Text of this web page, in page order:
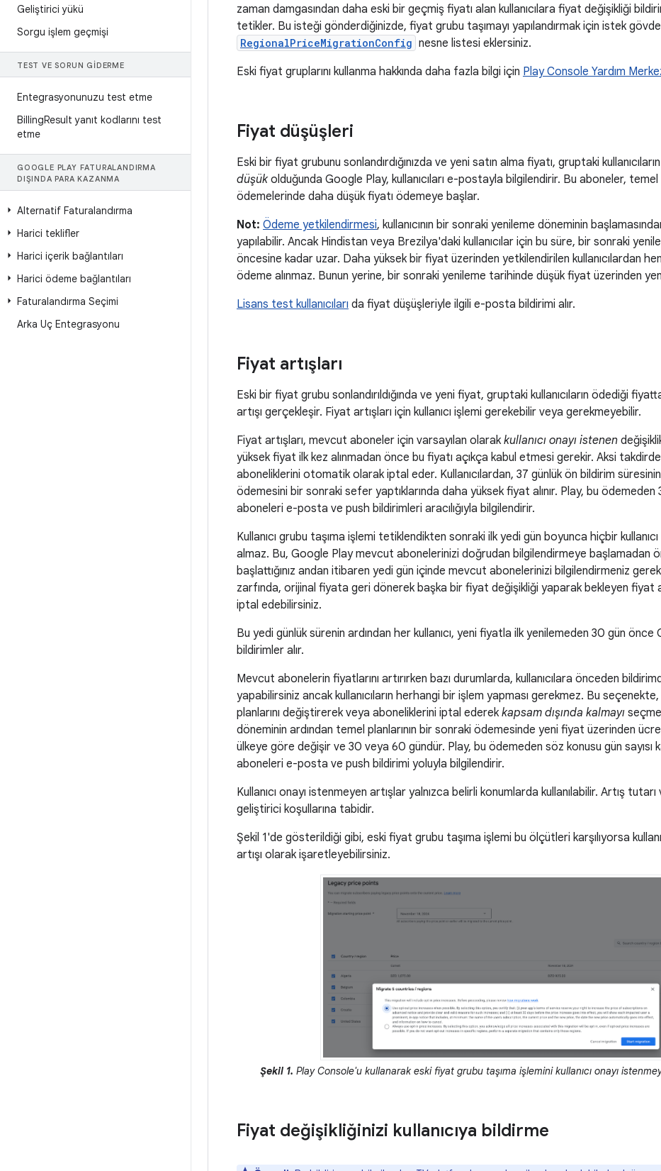
Geliştirici yükü
Sorgu işlem geçmişi
TEST VE SORUN GIDERME
Entegrasyonunuzu test etme
BillingResult yanıt kodlarını test
etme
GOOGLE PLAY FATURALANDIRMA
DIŞINDA PARA KAZANMA
Alternatif Faturalandırma
Harici teklifler
Harici içerik bağlantıları
Harici ödeme bağlantıları
Faturalandırma Seçimi
Arka Uç Entegrasyonu
zaman damgasından daha eski bir geçmiş fiyatı alan kullanıcılara fiyat değişikliği
tetikler. Bu isteği gönderdiğinizde, fiyat grubu taşımayı yapılandırmak için istek
RegionalPriceMigrationConfig nesne listesi eklersiniz.
Eski fiyat gruplarını kullanma hakkında daha fazla bilgi için Play Console Yardım
Fiyat düşüşleri
Eski bir fiyat grubunu sonlandırdığınızda ve yeni satın alma fiyatı, gruptaki
düşükolduğunda Google Play, kullanıcıları e-postayla bilgilendirir. Bu aboneler, temel
ödemelerinde daha düşük fiyatı ödemeye başlar.
Not: Ödeme yetkilendirmesi, kullanıcının bir sonraki yenileme döneminin
yapılabilir. Ancak Hindistan veya Brezilya'daki kullanıcılar için bu süre, bir sonraki
öncesine kadar uzar. Daha yüksek bir fiyat üzerinden yetkilendirilen kullanıcılardan
ödeme alınmaz. Bunun yerine, bir sonraki yenileme tarihinde düşük fiyat üzerinden
Lisans test kullanıcıları da fiyat düşüşleriyle ilgili e-posta bildirimi alır.
Fiyat artışları
Eski bir fiyat grubu sonlandırıldığında ve yeni fiyat, gruptaki kullanıcıların ödediği
artışı gerçekleşir. Fiyat artışları için kullanıcı işlemi gerekebilir veya gerekmeyebilir.
Fiyat artışları, mevcut aboneler için varsayılan olarak kullanıcı onayı istenen
yüksek fiyat ilk kez alınmadan önce bu fiyatı açıkça kabul etmesi gerekir. Aksi
aboneliklerini otomatik olarak iptal eder. Kullanıcılardan, 37 günlük ön bildirim süresinin
ödemesini bir sonraki sefer yaptıklarında daha yüksek fiyat alınır. Play, bu
aboneleri e-posta ve push bildirimleri aracılığıyla bilgilendirir.
Kullanıcı grubu taşıma işlemi tetiklendikten sonraki ilk yedi gün boyunca hiçbir
almaz. Bu, Google Play mevcut abonelerinizi doğrudan bilgilendirmeye başlamadan
başlattığınız andan itibaren yedi gün içinde mevcut abonelerinizi bilgilendirmeniz
zarfında, orijinal fiyata geri dönerek başka bir fiyat değişikliği yaparak bekleyen fiyat
iptal edebilirsiniz.
Bu yedi günlük sürenin ardından her kullanıcı, yeni fiyatla ilk yenilemeden 30 gün
bildirimler alır.
Mevcut abonelerin fiyatlarını artırırken bazı durumlarda, kullanıcılara önceden
yapabilirsiniz ancak kullanıcıların herhangi bir işlem yapması gerekmez. Bu seçenekte,
planlarını değiştirerek veya aboneliklerini iptal ederek kapsam dışında kalmayı
döneminin ardından temel planlarının bir sonraki ödemesinde yeni fiyat üzerinden
ülkeye göre değişir ve 30 veya 60 gündür. Play, bu ödemeden söz konusu gün sayısı
aboneleri e-posta ve push bildirimi yoluyla bilgilendirir.
Kullanıcı onayı istenmeyen artışlar yalnızca belirli konumlarda kullanılabilir. Artış tutarı ve
geliştirici koşullarına tabidir.
Şekil 1'de gösterildiği gibi, eski fiyat grubu taşıma işlemi bu ölçütleri karşılıyorsa
artışı olarak işaretleyebilirsiniz.
Şekil 1. Play Console'u kullanarak eski fiyat grubu taşıma işlemini kullanıcı onayı
Fiyat değişikliğinizi kullanıcıya bildirme